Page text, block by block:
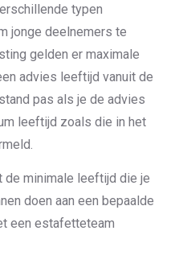
typen
jonge deelnemers te
gelden er maximale
advies leeftijd vanuit de
pas als je de advies
leeftijd zoals die in het
minimale leeftijd die je
doen aan een bepaalde
een estafetteteam